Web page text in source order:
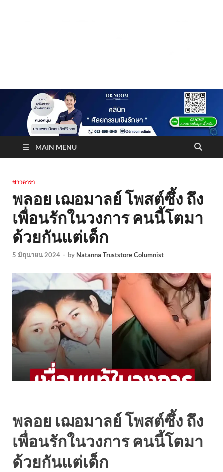
Truststoreonline
MAIN MENU
ข่าวดารา
พลอย เฌอมาลย์ โพสต์ซึ้ง ถึง
เพื่อนรักในวงการ คนนี้โตมา
ด้วยกันแต่เด็ก
5 มิถุนายน 2024 - by Natanna Truststore Columnist
พลอย เฌอมาลย์ โพสต์ซึ้ง ถึง
เพื่อนรักในวงการ คนนี้โตมา
ด้วยกันแต่เด็ก